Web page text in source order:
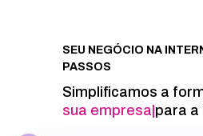
Informações técnicas
SEU NEGÓCIO NA
PASSOS
Simplificamos a
sua empresa|para a